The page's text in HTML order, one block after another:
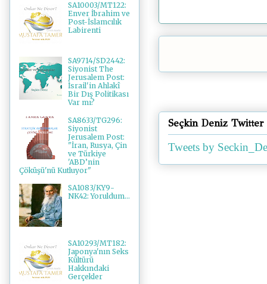
Seçkin Deniz Twitter
Tweets by
SA10003/MT122:
Enver İbrahim ve
Post-İslamcılık
Labirenti
SA9714/SD2442:
Siyonist The
Jerusalem Post:
İsrail'in Ahlakî
Bir Dış Politikası
Var mı?
SA8633/TG296:
Siyonist
Jerusalem Post:
"İran, Rusya, Çin
ve Türkiye
'ABD’nin
Çöküşü'nü Kutluyor"
SA1083/KY9-
NK42: Yoruldum...
SA10293/MT182:
Japonya'nın Seks
Kültürü
Hakkındaki
Gerçekler